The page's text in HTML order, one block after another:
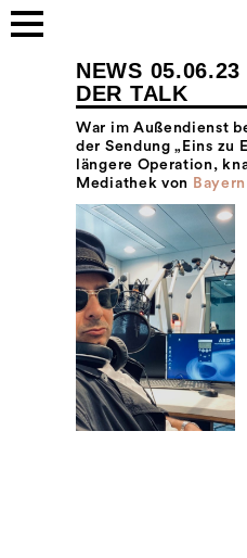
NEWS
DER TALK
War im Außendienst
der Sendung „Eins zu
längere Operation,
Mediathek von